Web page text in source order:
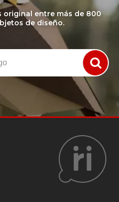
original entre más de 800
de diseño.